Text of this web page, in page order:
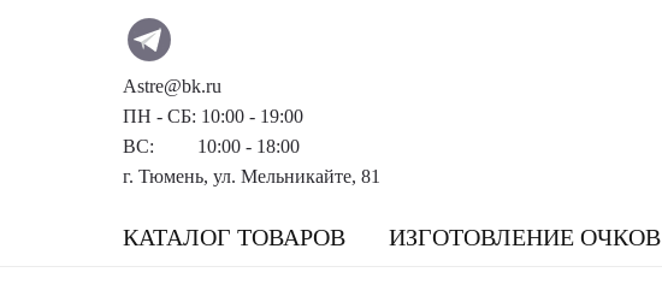
Astre@bk.ru
ПН - СБ: 10:00 - 19:00
ВС: 10:00 - 18:00
г. Тюмень, ул. Мельникайте, 81
КАТАЛОГ ТОВАРОВ ИЗГОТОВЛЕНИЕ ОЧКОВ